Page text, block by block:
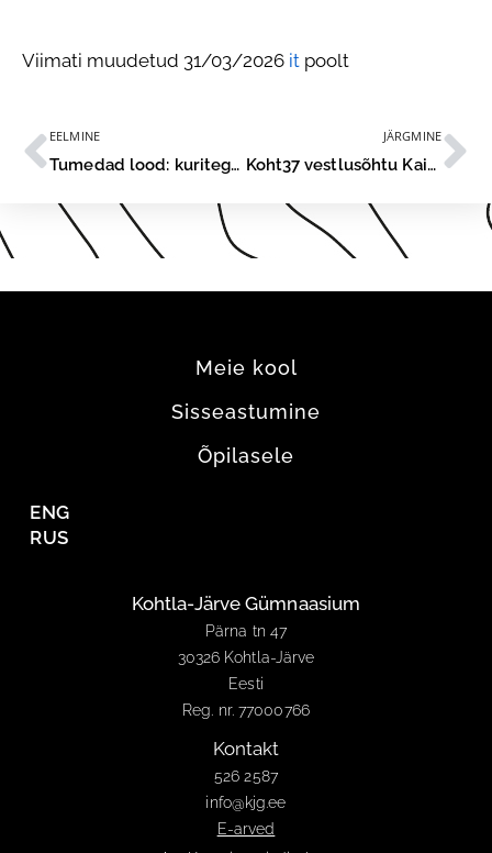
Viimati muudetud 31/03/2026 it poolt
EELMINE
Tumedad lood: kuritegevus kirjanduses ja päriselus
JÄRGMINE
Koht37 vestlusõhtu Kait Kaarel Pussiga
Meie kool
Sisseastumine
Õpilasele
ENG
RUS
Kohtla-Järve Gümnaasium
Pärna tn 47
30326 Kohtla-Järve
Eesti
Reg. nr. 77000766
Kontakt
526 2587
info@kjg.ee
E-arved